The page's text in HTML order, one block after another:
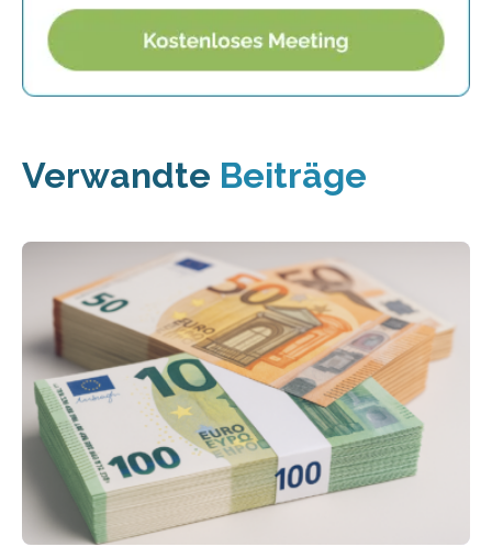
Verwandte Beiträge